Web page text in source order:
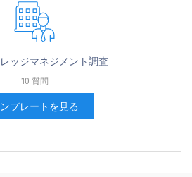
ッジマネジメント調査
10 質問
プレートを見る